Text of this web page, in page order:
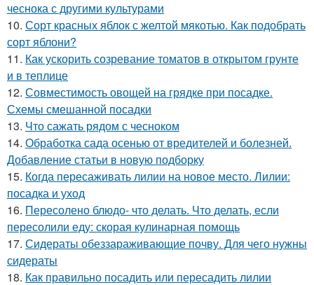
чеснока с другими культурами
10. Сорт красных яблок с желтой мякотью. Как подобрать
сорт яблони?
11. Как ускорить созревание томатов в открытом грунте
и в теплице
12. Совместимость овощей на грядке при посадке.
Схемы смешанной посадки
13. Что сажать рядом с чесноком
14. Обработка сада осенью от вредителей и болезней.
Добавление статьи в новую подборку
15. Когда пересаживать лилии на новое место. Лилии:
посадка и уход
16. Пересолено блюдо- что делать. Что делать, если
пересолили еду: скорая кулинарная помощь
17. Сидераты обеззараживающие почву. Для чего нужны
сидераты
18. Как правильно посадить или пересадить лилии